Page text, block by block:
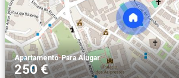
Apartamento·Para Alugar
250 €